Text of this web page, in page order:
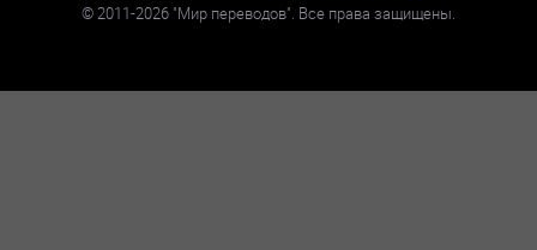
©2011-2026 "Мир переводов". Все права защищены.